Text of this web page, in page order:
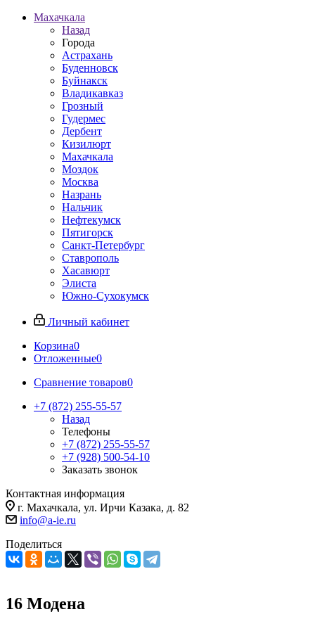
Махачкала
Назад
Города
Астрахань
Буденновск
Буйнакск
Владикавказ
Грозный
Гудермес
Дербент
Кизилюрт
Махачкала
Моздок
Москва
Назрань
Нальчик
Нефтекумск
Пятигорск
Санкт-Петербург
Ставрополь
Хасавюрт
Элиста
Южно-Сухокумск
Личный кабинет
Корзина0
Отложенные0
Сравнение товаров0
+7 (872) 255-55-57
Назад
Телефоны
+7 (872) 255-55-57
+7 (928) 500-54-10
Заказать звонок
Контактная информация
г. Махачкала, ул. Ирчи Казака, д. 82
info@a-ie.ru
Поделиться
16 Модена